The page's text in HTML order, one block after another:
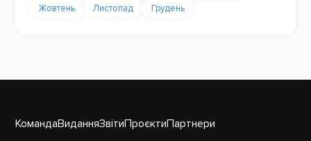
Жовтень
Листопад Грудень
КомандаВиданняЗвітиПроєктиПартнери